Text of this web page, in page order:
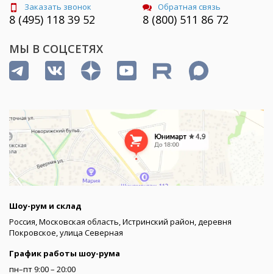
Заказать звонок
8 (495) 118 39 52
Обратная связь
8 (800) 511 86 72
МЫ В СОЦСЕТЯХ
Шоу-рум и склад
Россия, Московская область, Истринский район, деревня
Покровское, улица Северная
График работы шоу-рума
пн–пт 9:00 – 20:00